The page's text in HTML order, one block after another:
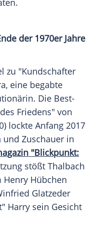
der 1970er Jahre
zu "Kundschafter
eine begabte
Die Best-
Friedens" von
lockte Anfang 2017
und Zuschauer in
"Blickpunkt:
stößt Thalbach
Henry Hübchen
Glatzeder
Harry sein Gesicht